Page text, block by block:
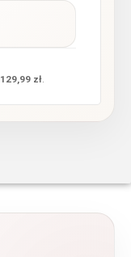
129,99 zł.